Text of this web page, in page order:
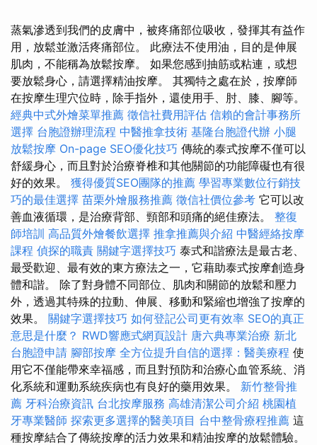
蒸氣滲透到我們的皮膚中，被疼痛部位吸收，發揮其有益作
用，放鬆並激活疼痛部位。 此療法不使用油，目的是伸展
肌肉，不能稱為放鬆按摩。 如果您感到抽筋或粘連，或想
要放鬆身心，請選擇精油按摩。 其獨特之處在於，按摩師
在按摩生理穴位時，除手指外，還使用手、肘、膝、腳等。
經典中式外燴菜單推薦 徵信社費用評估 信賴的會計事務所
選擇 台胞證辦理流程 中醫推拿技術 基隆台胞證代辦 小腿
放鬆按摩 On-page SEO優化技巧 傳統的泰式按摩不僅可以
舒緩身心，而且對於治療脊椎和其他關節的功能障礙也有很
好的效果。 獲得優質SEO團隊的推薦 學習專業數位行銷技
巧的最佳選擇 苗栗外燴服務推薦 徵信社價位參考 它可以改
善血液循環，是治療背部、頸部和頭痛的絕佳療法。 整復
師培訓 高品質外燴餐飲選擇 推拿推薦與介紹 中醫經絡按摩
課程 偵探的職責 關鍵字選擇技巧 泰式和諧療法是最古老、
最受歡迎、最有效的東方療法之一，它藉助泰式按摩創造身
體和諧。 除了對身體不同部位、肌肉和關節的放鬆和壓力
外，透過其特殊的拉動、伸展、移動和緊縮也增強了按摩的
效果。 關鍵字選擇技巧 如何登記公司更有效率 SEO的真正
意思是什麼？ RWD響應式網頁設計 唐六典專業治療 新北
台胞證申請 腳部按摩 全方位提升自信的選擇：醫美療程 使
用它不僅能帶來幸福感，而且對預防和治療心血管系統、消
化系統和運動系統疾病也有良好的藥用效果。 新竹整骨推
薦 牙科治療資訊 台北按摩服務 高雄清潔公司介紹 桃園植
牙專業醫師 探索更多選擇的醫美項目 台中整骨療程推薦 這
種按摩結合了傳統按摩的活力效果和精油按摩的放鬆體驗。